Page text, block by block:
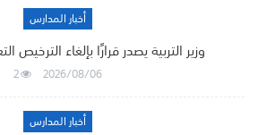
أخبار المدارس
وزير التربية يصدر قرارًا بإلغاء
2026/08/06
2
أخبار المدارس